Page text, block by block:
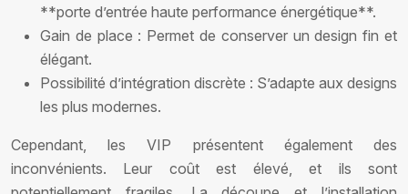
**porte d’entrée haute performance énergétique**.
Gain de place : Permet de conserver un design fin et
élégant.
Possibilité d’intégration discrète : S’adapte aux designs
les plus modernes.
Cependant, les VIP présentent également des
inconvénients. Leur coût est élevé, et ils sont